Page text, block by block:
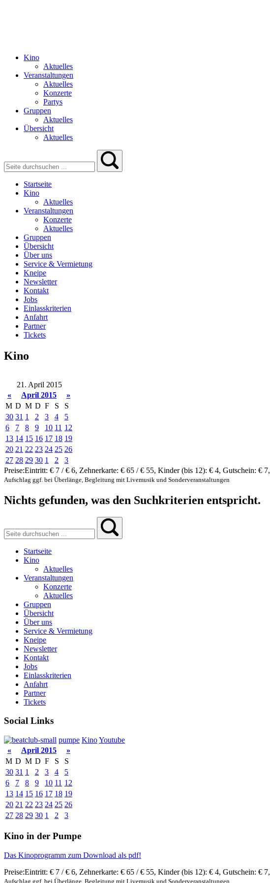
Kino
Aktuelles
Veranstaltungen
Aktuelles
Konzerte
Partys
Gruppen
Aktuelles
Übersicht
Aktuelles
Startseite
Kino
Aktuelles
Veranstaltungen
Konzerte
Aktuelles
Gruppen
Übersicht
Über uns
Service & Vermietung
Kneipe
Newsletter
Kontakt
Jobs
Einlasskriterien
Anfahrt
Partner
Tickets
Kino
21. April 2015
«
April 2015
»
M D M D F S
S
30 31 1 2 3 4
5
6
7 8 9 10 11 12
13 14 15 16 17 18 19
20 21 22 23 24 25 26
27 28 29 30 1 2
3
Preise:Eintritt: € 7 / € 6, Zehnerkarte: € 65 / € 55, Kinder (bis 12): € 4, Gutschein: € 7,
Aufschlag ggf. bei Überlänge, Begleitung mit Livemusik und Sonderveranstaltungen
Nichts gefunden, was den Suchkriterien entspricht.
Startseite
Kino
Aktuelles
Veranstaltungen
Konzerte
Aktuelles
Gruppen
Übersicht
Über uns
Service & Vermietung
Kneipe
Newsletter
Kontakt
Jobs
Einlasskriterien
Anfahrt
Partner
Tickets
Social Links
pumpe KinoYoutube
«
April 2015
»
M D M D F S
S
30 31 1 2 3 4
5
6
7 8 9 10 11 12
13 14 15 16 17 18 19
20 21 22 23 24 25 26
27 28 29 30 1 2 3
Kino in der Pumpe
Das Kinoprogramm zum Download als pdf!
Preise:Eintritt: € 7 / € 6, Zehnerkarte: € 65 / € 55, Kinder (bis 12): € 4, Gutschein: € 7,
Aufschlag ggf. bei Überlänge, Begleitung mit Livemusik und Sonderveranstaltungen